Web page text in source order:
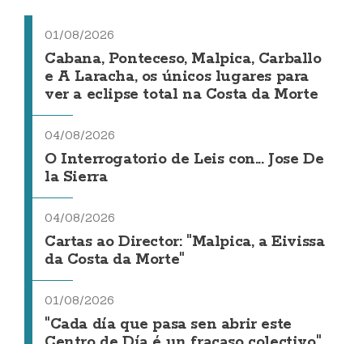
01/08/2026
Cabana, Ponteceso, Malpica, Carballo
e A Laracha, os únicos lugares para
ver a eclipse total na Costa da Morte
04/08/2026
O Interrogatorio de Leis con... Jose De
la Sierra
04/08/2026
Cartas ao Director: "Malpica, a Eivissa
da Costa da Morte"
01/08/2026
"Cada día que pasa sen abrir este